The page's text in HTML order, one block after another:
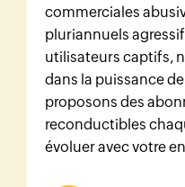
commerciales
pluriannuels
utilisateurs captifs,
dans la puissance
proposons des
reconductibles
évoluer avec votre